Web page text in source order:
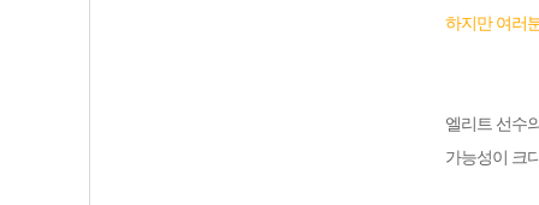
하지만 여러
엘리트 선수
가능성이 크